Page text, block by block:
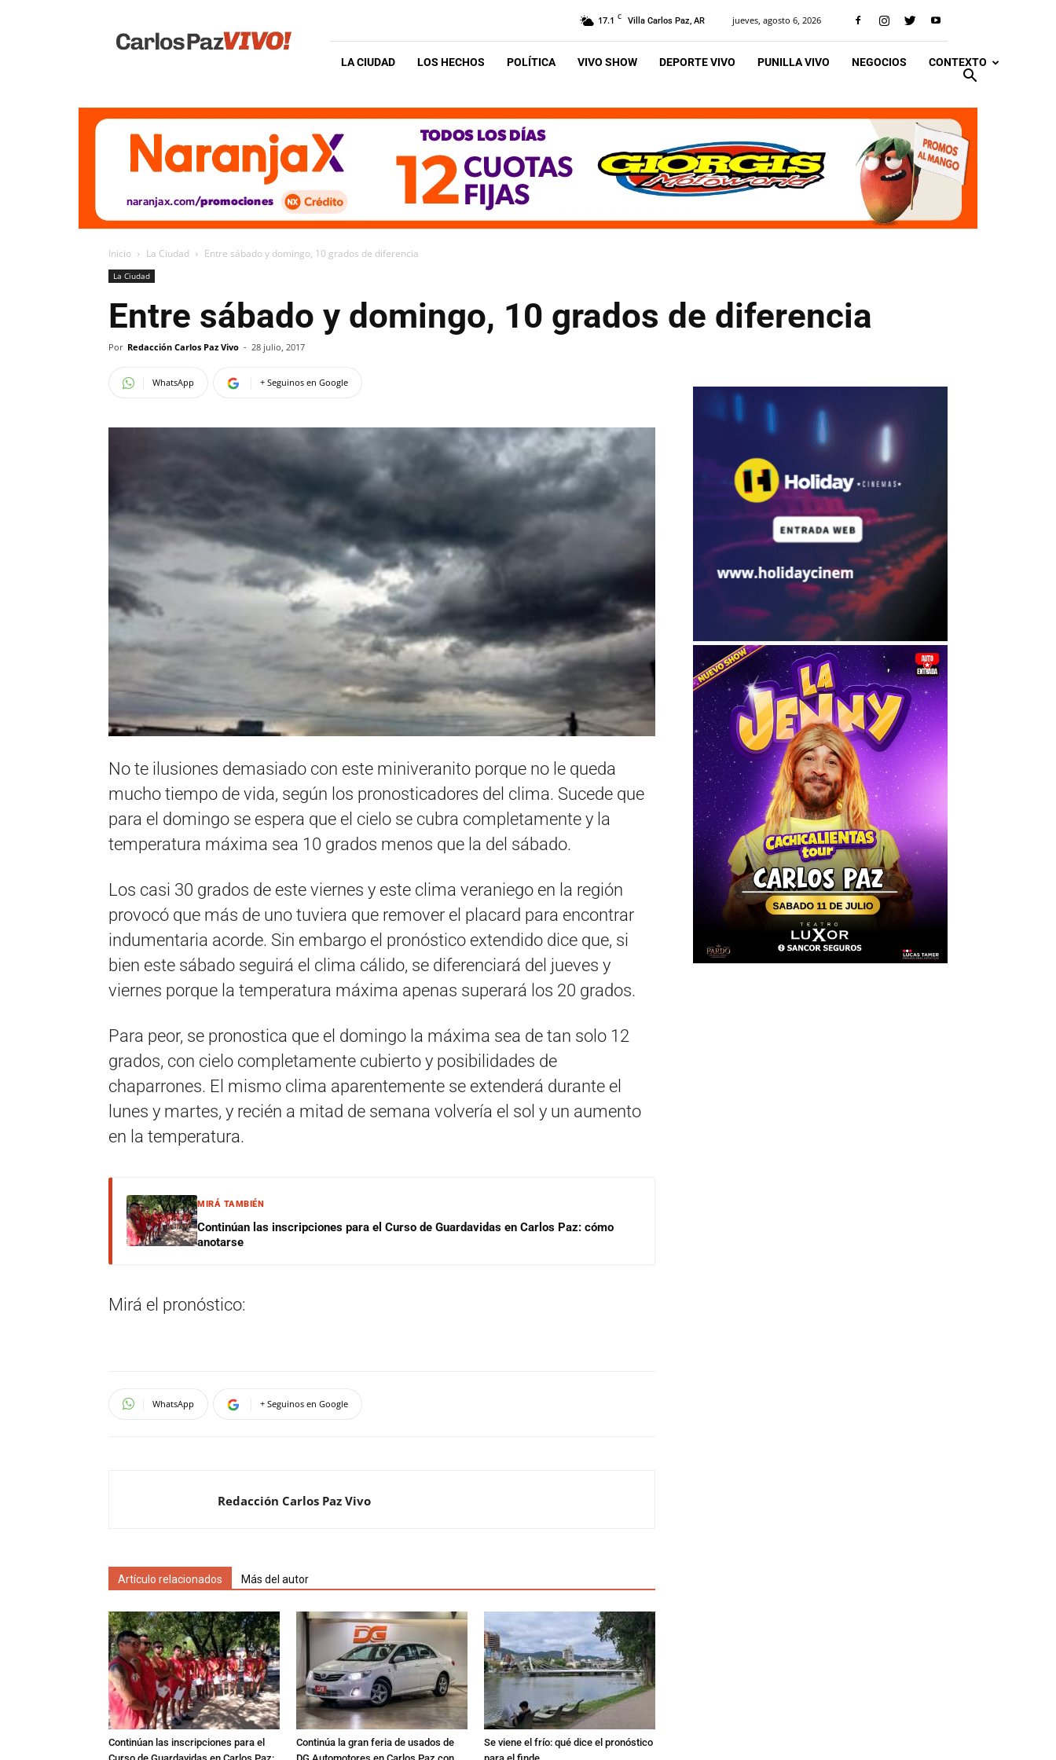
Vivo
17.1 C Villa Carlos Paz, AR jueves, agosto 6, 2026
LA CIUDAD LOS HECHOS POLÍTICA VIVO SHOW DEPORTE VIVO PUNILLA VIVO NEGOCIOS CONTEXTO
Inicio La Ciudad Entre sábado y domingo, 10 grados de diferencia
La Ciudad
Entre sábado y domingo, 10 grados de diferencia
Por Redacción Carlos Paz Vivo - 28 julio, 2017
WhatsApp + Seguinos en Google
No te ilusiones demasiado con este miniveranito porque no le queda
mucho tiempo de vida, según los pronosticadores del clima. Sucede que
para el domingo se espera que el cielo se cubra completamente y la
temperatura máxima sea 10 grados menos que la del sábado.
Los casi 30 grados de este viernes y este clima veraniego en la región
provocó que más de uno tuviera que remover el placard para encontrar
indumentaria acorde. Sin embargo el pronóstico extendido dice que, si
bien este sábado seguirá el clima cálido, se diferenciará del jueves y
viernes porque la temperatura máxima apenas superará los 20 grados.
Para peor, se pronostica que el domingo la máxima sea de tan solo 12
grados, con cielo completamente cubierto y posibilidades de
chaparrones. El mismo clima aparentemente se extenderá durante el
lunes y martes, y recién a mitad de semana volvería el sol y un aumento
en la temperatura.
MIRÁ TAMBIÉN
Continúan las inscripciones para el Curso de Guardavidas en Carlos Paz: cómo
anotarse
Mirá el pronóstico:
WhatsApp + Seguinos en Google
Redacción Carlos Paz Vivo
Artículo relacionados Más del autor
Continúan las inscripciones para el
Continúa la gran feria de usados de
Se viene el frío: qué dice el pronóstico